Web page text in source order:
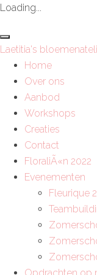
Loading...
Laetitia's
Home
Over ons
Aanbod
Workshops
Creaties
Contact
FloraliÃ«n 2022
Evenementen
Fleurique